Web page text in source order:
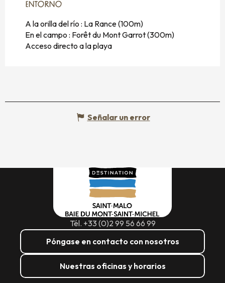
ENTORNO
ENTORNO
A la orilla del río : La Rance(100m)
En el campo : Forêt du Mont Garrot(300m)
Acceso directo a la playa
Señalar un error
Tél. +33 (0)2 99 56 66 99
Póngase en contacto con nosotros
Nuestras oficinas y horarios